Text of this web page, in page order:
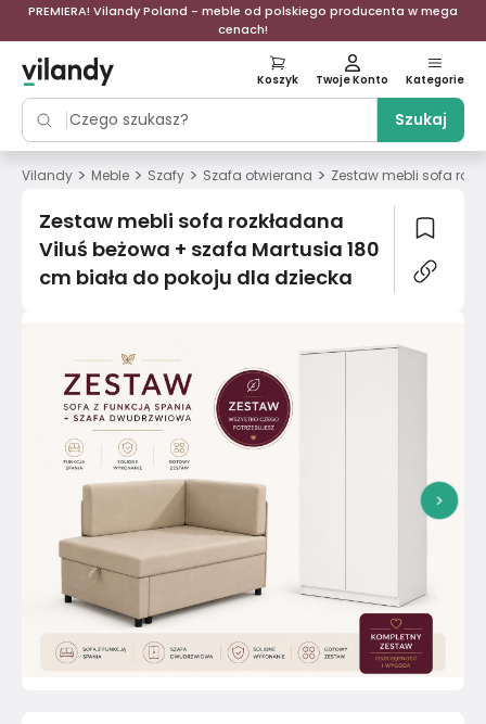
PREMIERA! Vilandy Poland - meble od polskiego producenta w mega
cenach!
Szukaj
Koszyk Twoje Konto Kategorie
Vilandy > Meble > Szafy > Szafa otwierana > Zestaw mebli sofa
Zestaw mebli sofa rozkładana
Viluś beżowa + szafa Martusia 180
cm biała do pokoju dla dziecka
>